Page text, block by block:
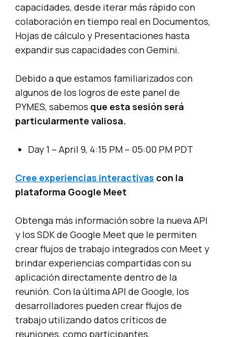
capacidades, desde iterar más rápido con
colaboración en tiempo real en Documentos,
Hojas de cálculo y Presentaciones hasta
expandir sus capacidades con Gemini.
Debido a que estamos familiarizados con
algunos de los logros de este panel de
PYMES, sabemos que esta sesión será
particularmente valiosa.
Day 1 – April 9, 4:15 PM – 05:00 PM PDT
Cree experiencias interactivas con la
plataforma Google Meet
Obtenga más información sobre la nueva API
y los SDK de Google Meet que le permiten
crear flujos de trabajo integrados con Meet y
brindar experiencias compartidas con su
aplicación directamente dentro de la
reunión. Con la última API de Google, los
desarrolladores pueden crear flujos de
trabajo utilizando datos críticos de
reuniones, como participantes,